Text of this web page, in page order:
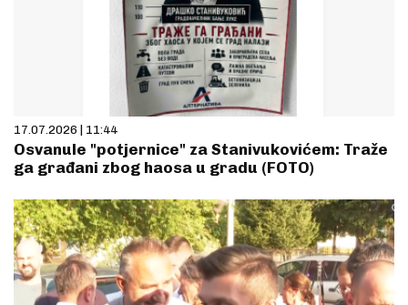
17.07.2026 | 11:44
Osvanule "potjernice" za Stanivukovićem: Traže
ga građani zbog haosa u gradu (FOTO)